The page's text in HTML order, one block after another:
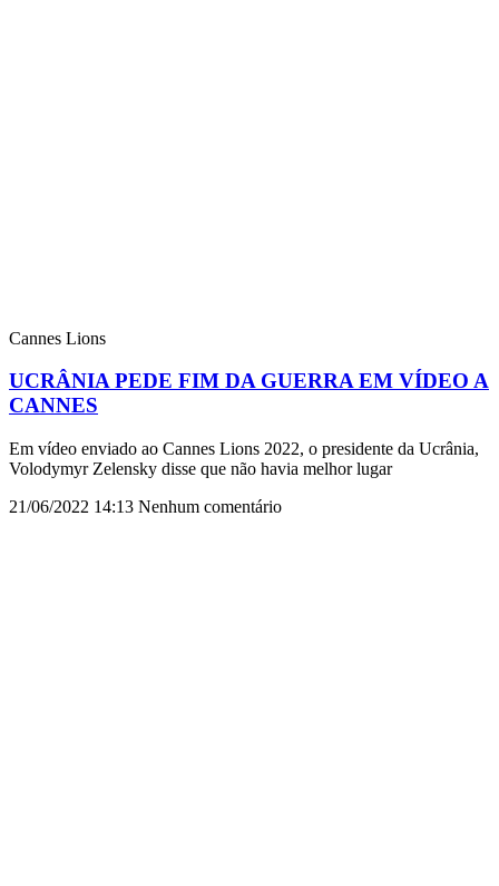
Cannes Lions
UCRÂNIA PEDE FIM DA GUERRA EM VÍDEO A
CANNES
Em vídeo enviado ao Cannes Lions 2022, o presidente da Ucrânia,
Volodymyr Zelensky disse que não havia melhor lugar
21/06/2022 14:13 Nenhum comentário